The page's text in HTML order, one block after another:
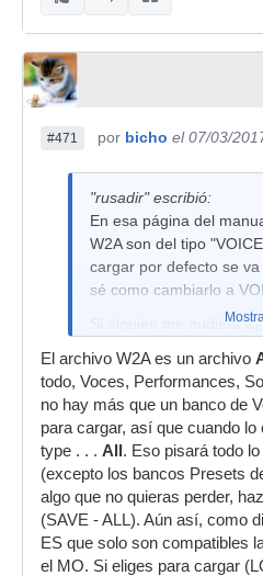
#471 por bicho el 07/03/
"rusadir" escribió:
En esa página del
W2A son del tipo
cargar por defecto se
sé como cambiarlo a
Si alguien me pudiera
El archivo W2A es un archivo
todo, Voces, Performances,
no hay más que un banco de
para cargar, así que cuando
type . . . All . Eso pisará todo
(excepto los bancos Presets
algo que no quieras perder,
(SAVE - ALL). Aún así, como
ES que solo son compatibles
el MO. Si eliges para cargar